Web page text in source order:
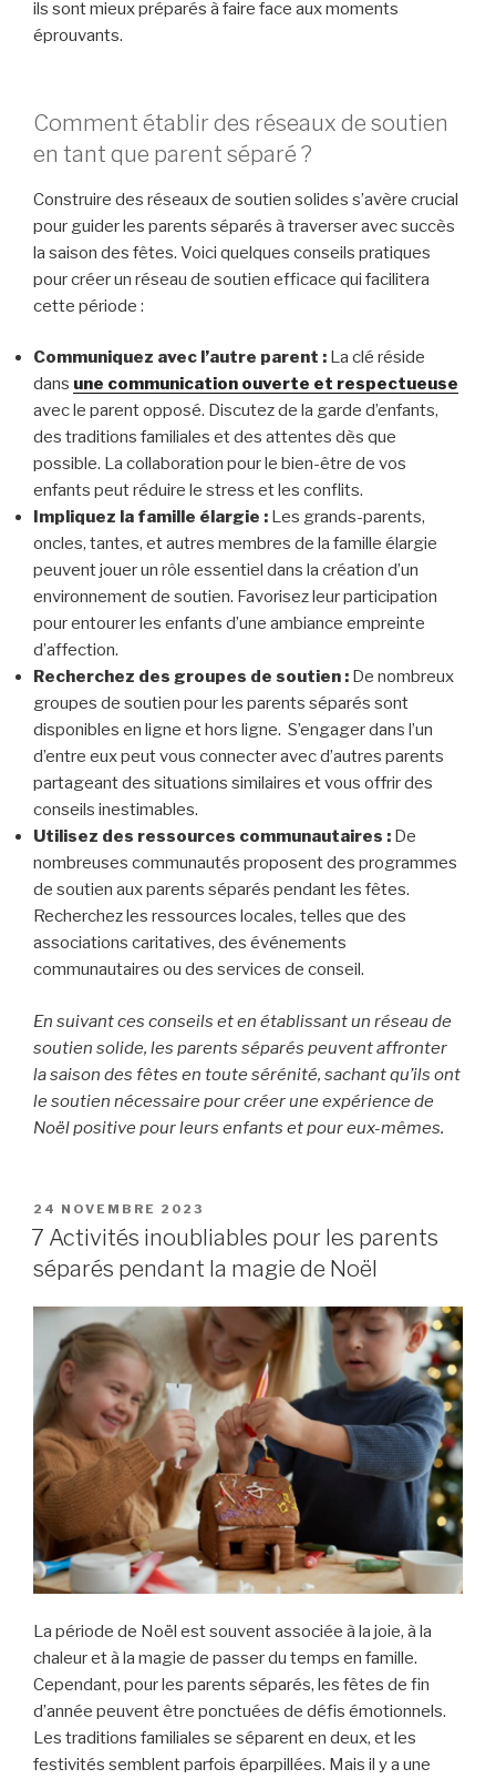
ils sont mieux préparés à faire face aux moments
éprouvants.
Comment établir des réseaux de soutien
en tant que parent séparé ?
Construire des réseaux de soutien solides s’avère crucial
pour guider les parents séparés à traverser avec succès
la saison des fêtes. Voici quelques conseils pratiques
pour créer un réseau de soutien efficace qui facilitera
cette période :
Communiquez avec l’autre parent : La clé réside
dans une communication ouverte et respectueuse
avec le parent opposé. Discutez de la garde d’enfants,
des traditions familiales et des attentes dès que
possible. La collaboration pour le bien-être de vos
enfants peut réduire le stress et les conflits.
Impliquez la famille élargie : Les grands-parents,
oncles, tantes, et autres membres de la famille élargie
peuvent jouer un rôle essentiel dans la création d’un
environnement de soutien. Favorisez leur participation
pour entourer les enfants d’une ambiance empreinte
d’affection.
Recherchez des groupes de soutien : De nombreux
groupes de soutien pour les parents séparés sont
disponibles en ligne et hors ligne. S’engager dans l’un
d’entre eux peut vous connecter avec d’autres parents
partageant des situations similaires et vous offrir des
conseils inestimables.
Utilisez des ressources communautaires : De
nombreuses communautés proposent des programmes
de soutien aux parents séparés pendant les fêtes.
Recherchez les ressources locales, telles que des
associations caritatives, des événements
communautaires ou des services de conseil.
En suivant ces conseils et en établissant un réseau de
soutien solide, les parents séparés peuvent affronter
la saison des fêtes en toute sérénité, sachant qu’ils ont
le soutien nécessaire pour créer une expérience de
Noël positive pour leurs enfants et pour eux-mêmes.
PUBLIÉ
LE
24 NOVEMBRE 2023
7 Activités inoubliables pour les parents
séparés pendant la magie de Noël
La période de Noël est souvent associée à la joie, à la
chaleur et à la magie de passer du temps en famille.
Cependant, pour les parents séparés, les fêtes de fin
d’année peuvent être ponctuées de défis émotionnels.
Les traditions familiales se séparent en deux, et les
festivités semblent parfois éparpillées. Mais il y a une